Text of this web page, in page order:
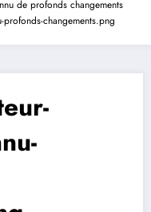
de profonds changements
profonds-changements.png